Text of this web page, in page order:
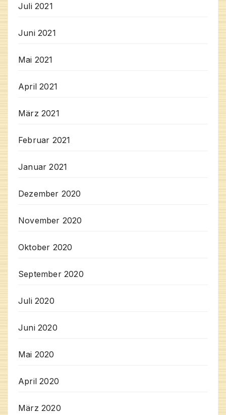
Juli 2021
Juni 2021
Mai 2021
April 2021
März 2021
Februar 2021
Januar 2021
Dezember 2020
November 2020
Oktober 2020
September 2020
Juli 2020
Juni 2020
Mai 2020
April 2020
März 2020